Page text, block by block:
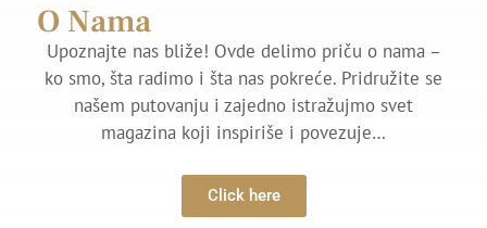
O Nama
Upoznajte nas bliže! Ovde delimo priču o nama –
ko smo, šta radimo i šta nas pokreće. Pridružite se
našem putovanju i zajedno istražujmo svet
magazina koji inspiriše i povezuje…
Click here